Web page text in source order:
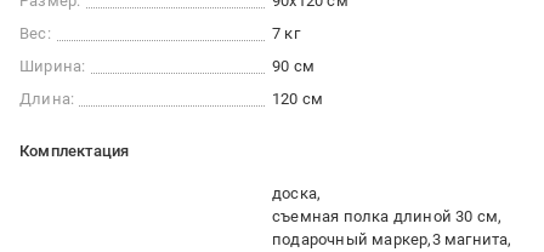
Вес:
7 кг
Ширина:
90 см
Длина:
120 см
Комплектация
доска
съемная полка длиной 30 см
подарочный маркер 3 магнита